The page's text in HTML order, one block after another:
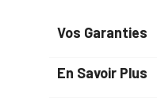
Vos Garanties
En Savoir Plus